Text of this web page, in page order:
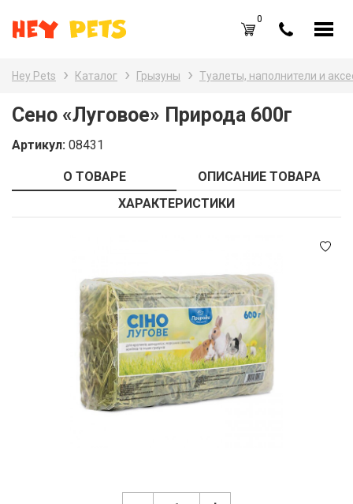
RU UA
Каталог товаров
Вход /Регистрация
Избранное (0
Оплата и доставка
Контакты
0
Hey Pets Каталог Грызуны Туалеты, наполнители и
Сено «Луговое» Природа 600г
Артикул: 08431
О ТОВАРЕ
ОПИСАНИЕ ТОВАРА
ХАРАКТЕРИСТИКИ